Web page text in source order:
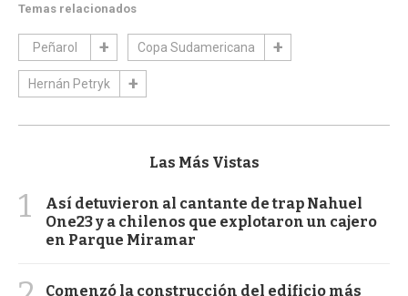
Temas relacionados
Peñarol Copa Sudamericana
Hernán Petryk
Las Más Vistas
1
Así detuvieron al cantante de trap Nahuel
One23 y a chilenos que explotaron un cajero
en Parque Miramar
Comenzó la construcción del edificio más